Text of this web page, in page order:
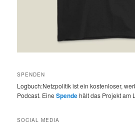
SPENDEN
Logbuch:Netzpolitik ist ein kostenloser,
Podcast. EineSpendehält das Projekt am
SOCIAL MEDIA